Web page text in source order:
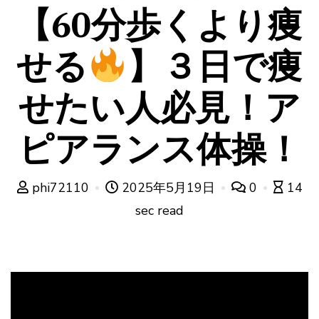
【60分歩くより痩
せる
】３日で痩
せたい人必見！ア
ピアランス体操！
phi72110 2025年5月19日 0
14
sec read